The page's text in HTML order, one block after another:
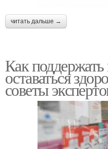
читать дальше →
Как
оставаться
советы